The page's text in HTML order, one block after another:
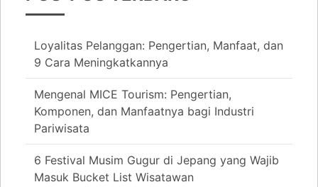
Loyalitas Pelanggan: Pengertian, Manfaat, dan
9 Cara Meningkatkannya
Mengenal MICE Tourism: Pengertian,
Komponen, dan Manfaatnya bagi Industri
Pariwisata
6 Festival Musim Gugur di Jepang yang Wajib
Masuk Bucket List Wisatawan